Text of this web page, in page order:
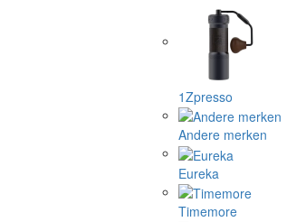
1Zpresso
Andere merken
Eureka
Timemore